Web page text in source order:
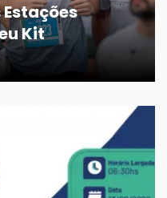
Kit